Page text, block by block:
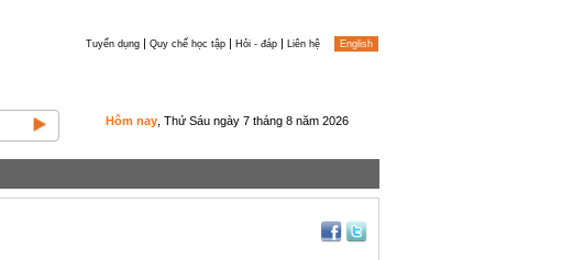
Tuyển dụng | Quy chế học tập | Hỏi - đáp | Liên hệ English
Hôm nay, Thứ Sáu ngày 7 tháng 8 năm 2026